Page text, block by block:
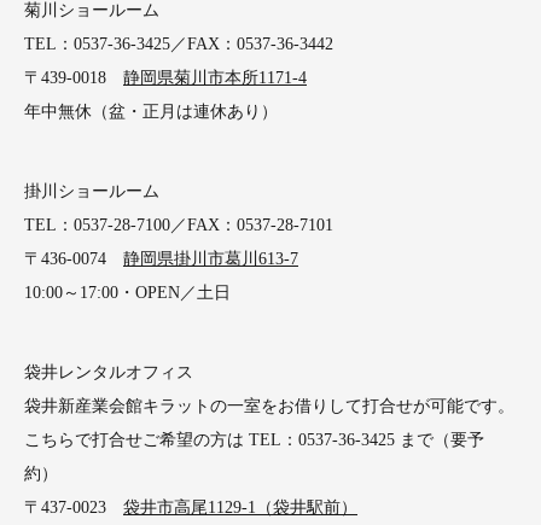
菊川ショールーム
TEL：0537-36-3425／FAX：0537-36-3442
〒439-0018 静岡県菊川市本所1171-4
年中無休（盆・正月は連休あり）
掛川ショールーム
TEL：0537-28-7100／FAX：0537-28-7101
〒436-0074 静岡県掛川市葛川613-7
10:00～17:00・OPEN／土日
袋井レンタルオフィス
袋井新産業会館キラットの一室をお借りして打合せが可能です。
こちらで打合せご希望の方は TEL：0537-36-3425 まで（要予
約）
〒437-0023 袋井市高尾1129-1（袋井駅前）